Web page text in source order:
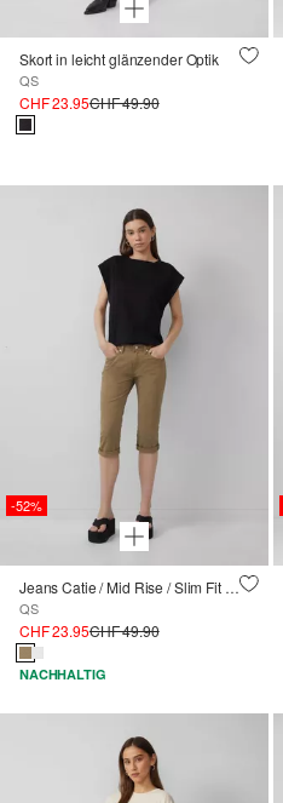
Skort in leicht glänzender Optik
QS
CHF 23.95CHF 49.90
-52%
Jeans Catie / Mid Rise / Slim Fit / Capri Length
QS
CHF 23.95CHF 49.90
NACHHALTIG